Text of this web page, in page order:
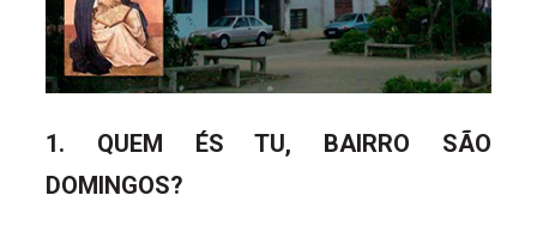
1. QUEM ÉS TU, BAIRRO SÃO
DOMINGOS?